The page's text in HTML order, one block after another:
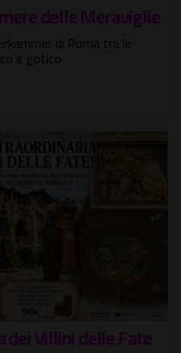
delle Meraviglie
di Roma tra le
e gotico
Villini delle Fate